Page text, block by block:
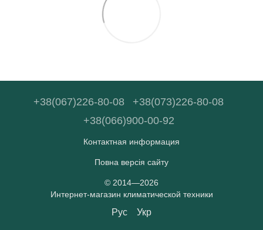
+38(067)226-80-08
+38(073)226-80-08
+38(066)900-00-92
Контактная информация
Повна версія сайту
© 2014—2026
Интернет-магазин климатической техники
Рус Укр